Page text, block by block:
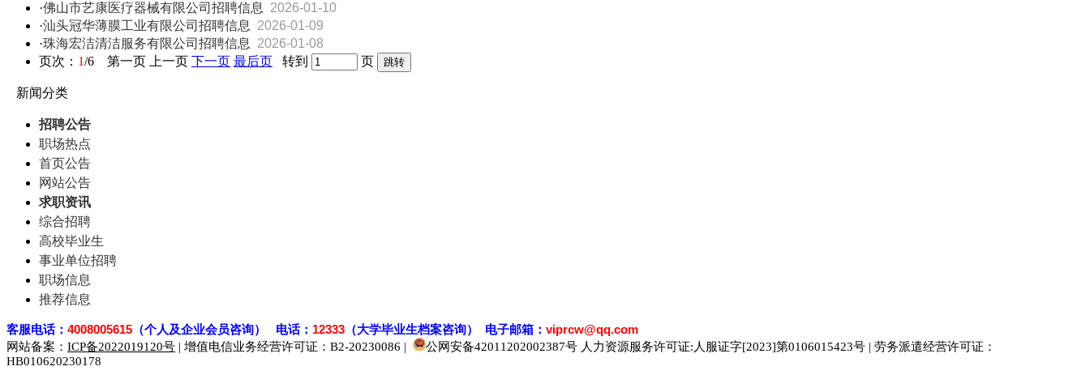
·佛山市艺康医疗器械有限公司招聘信息
2026-01-10
·汕头冠华薄膜工业有限公司招聘信息
2026-01-09
·珠海宏洁清洁服务有限公司招聘信息
2026-01-08
页次： 1/6 第一页 上一页 下一页 最后页 转到 页
新闻分类
招聘公告
职场热点
首页公告
网站公告
求职资讯
综合招聘
高校毕业生
事业单位招聘
职场信息
推荐信息
客服电话： 4008005615 （个人及企业会员咨询） 电话： 12333 （大学毕业生档案咨询） 电子邮箱： viprcw@qq.com
网站备案： ICP备2022019120号 | 增值电信业务经营许可证：B2-20230086 | 公网安备42011202002387号 人力资源服务许可证:人服证字[2023]第0106015423号 | 劳务派遣经营许可证：
HB010620230178